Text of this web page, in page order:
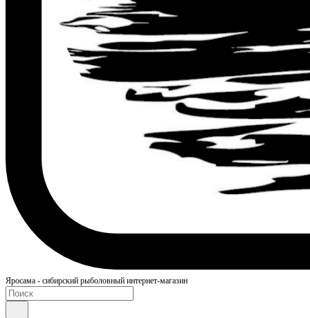
Яросама - сибирский рыболовный интернет-магазин